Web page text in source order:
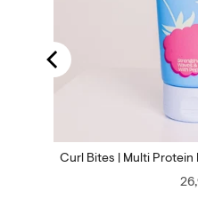
Curl Bites | Multi